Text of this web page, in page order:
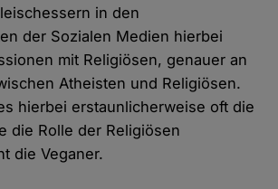
in den
der Sozialen Medien hierbei
mit Religiösen, genauer an
Atheisten und Religiösen.
hierbei erstaunlicherweise oft die
die Rolle der Religiösen
die Veganer.